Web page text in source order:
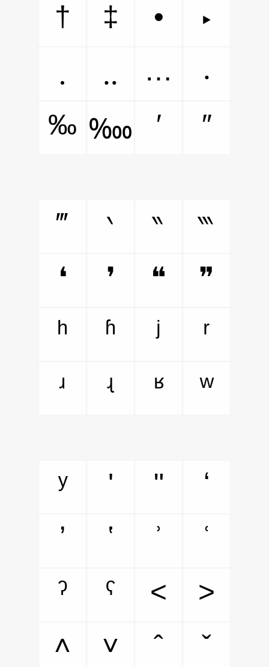
†
‡ •
‣
․
‥ …
‧
‰ ‱ ′ ″
‴ ‵ ‶
‷
❛
❜ ❝
❞
ʰ
ʱ ʲ
ʳ
ʴ
ʵ ʶ ʷ
ʸ ʹ ʺ
ʻ
ʼ
ʽ ʾ
ʿ
ˀ
ˁ ˂
˃
˄
˅ ˆ ˇ